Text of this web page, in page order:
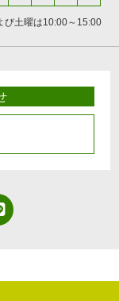
び土曜は10:00～15:00